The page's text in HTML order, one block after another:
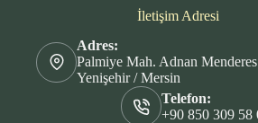
İletişim Adresi
Adres:
Palmiye Mah. Adnan
Yenişehir / Mersin
Telefon:
+90 850 309 58